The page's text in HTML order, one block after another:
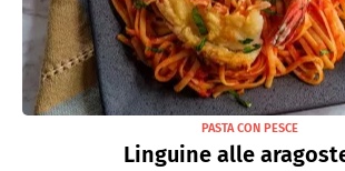
PASTA CON PESCE
Linguine alle